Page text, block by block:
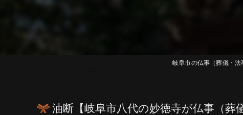
岐阜市の仏事（葬儀・
油断【岐阜市八代の妙徳寺が仏事（葬